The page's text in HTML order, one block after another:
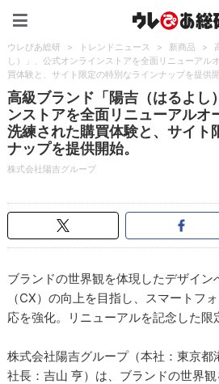
ウレぴあ総研 > トレンドニュース > 新商品 >
し）」、公式オンラインストアを全面リニューアル
買体験と、サイト限定の特別なラインナップを提供開
高級ブランド「陽吉（はるよし
ンストアを全面リニューアルオ
洗練された購買体験と、サイト
ナップを提供開始。
株式会社陽吉グループ
ブランドの世界観を体現したデザイン
（CX）の向上を目指し、スマートフ
応を強化。リニューアルを記念した限
株式会社陽吉グループ（本社：東京都
社長：吉山 亨）は、ブランドの世界